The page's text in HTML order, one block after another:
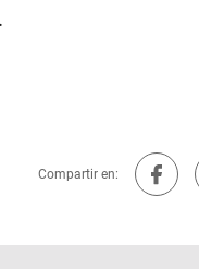
Compartir en: